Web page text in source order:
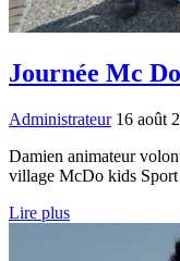
Journée Mc
Administrateur 16 août
Damien animateur
village McDo kids Sport
Lire plus